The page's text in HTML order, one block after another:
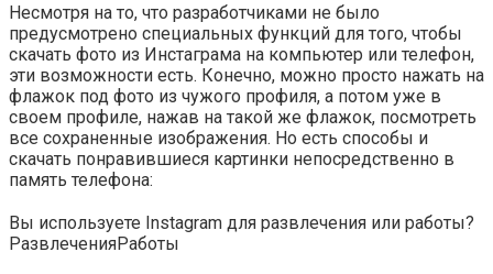
Несмотря на то, что разработчиками не было
предусмотрено специальных функций для того, чтобы
скачать фото из Инстаграма на компьютер или телефон,
эти возможности есть. Конечно, можно просто нажать на
флажок под фото из чужого профиля, а потом уже в
своем профиле, нажав на такой же флажок, посмотреть
все сохраненные изображения. Но есть способы и
скачать понравившиеся картинки непосредственно в
память телефона:
Вы используете Instagram для развлечения или работы?
РазвлеченияРаботы